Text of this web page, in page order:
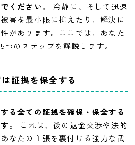
ください。
冷静に、そして迅速
害を最小限に抑えたり、解決に
があります。ここでは、あなた
のステップを解説します。
証拠を保全する
る全ての証拠を確保・保全する
。
これは、後の返金交渉や法的
なたの主張を裏付ける強力な武